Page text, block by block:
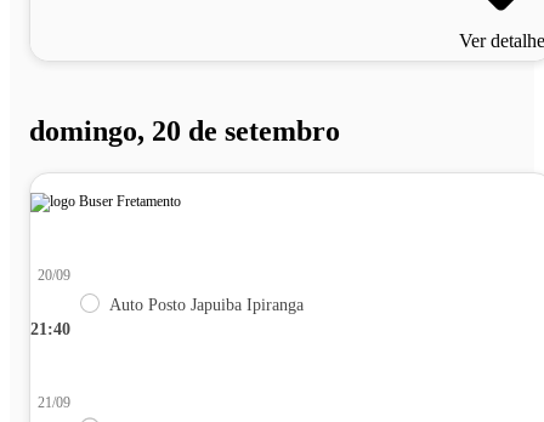
Ver
domingo, 20 de setembro
21:40
20/09
Auto Posto Japuiba Ipiranga
21/09